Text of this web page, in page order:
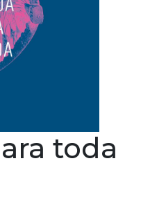
toda